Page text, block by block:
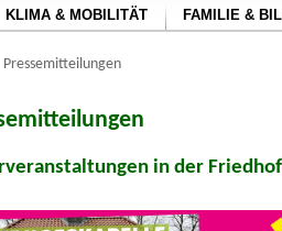
KLIMA & MOBILITÄT FAMILIE &
Pressemitteilungen
in der